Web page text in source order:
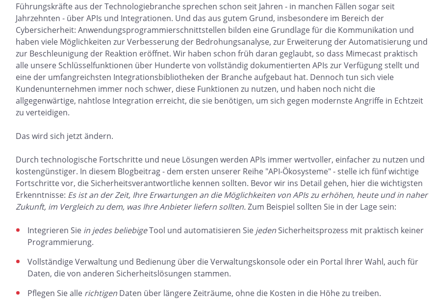
Führungskräfte aus der Technologiebranche sprechen schon seit Jahren - in manchen Fällen sogar seit
Jahrzehnten - über APIs und Integrationen. Und das aus gutem Grund, insbesondere im Bereich der
Cybersicherheit: Anwendungsprogrammierschnittstellen bilden eine Grundlage für die Kommunikation und
haben viele Möglichkeiten zur Verbesserung der Bedrohungsanalyse, zur Erweiterung der Automatisierung und
zur Beschleunigung der Reaktion eröffnet. Wir haben schon früh daran geglaubt, so dass Mimecast praktisch
alle unsere Schlüsselfunktionen über Hunderte von vollständig dokumentierten APIs zur Verfügung stellt und
eine der umfangreichsten Integrationsbibliotheken der Branche aufgebaut hat. Dennoch tun sich viele
Kundenunternehmen immer noch schwer, diese Funktionen zu nutzen, und haben noch nicht die
allgegenwärtige, nahtlose Integration erreicht, die sie benötigen, um sich gegen modernste Angriffe in Echtzeit
zu verteidigen.
Das wird sich jetzt ändern.
Durch technologische Fortschritte und neue Lösungen werden APIs immer wertvoller, einfacher zu nutzen und
kostengünstiger. In diesem Blogbeitrag - dem ersten unserer Reihe "API-Ökosysteme" - stelle ich fünf wichtige
Fortschritte vor, die Sicherheitsverantwortliche kennen sollten. Bevor wir ins Detail gehen, hier die wichtigsten
Erkenntnisse: Es ist an der Zeit, Ihre Erwartungen an die Möglichkeiten von APIs zu erhöhen, heute und in naher
Zukunft, im Vergleich zu dem, was Ihre Anbieter liefern sollten.Zum Beispiel sollten Sie in der Lage sein:
Integrieren Sie in jedes beliebigeTool und automatisieren Sie jedenSicherheitsprozess mit praktisch keiner
Programmierung.
Vollständige Verwaltung und Bedienung über die Verwaltungskonsole oder ein Portal Ihrer Wahl, auch für
Daten, die von anderen Sicherheitslösungen stammen.
Pflegen Sie alle richtigen Daten über längere Zeiträume, ohne die Kosten in die Höhe zu treiben.